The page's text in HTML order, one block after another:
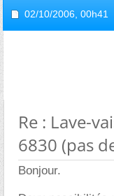
02/10/2006, 00h41
Re : Lave-
6830 (pas
Bonjour.